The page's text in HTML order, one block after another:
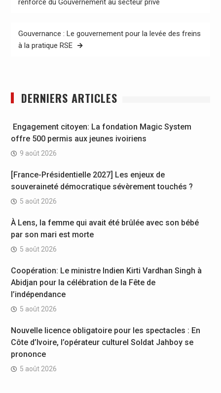
renforcé du Gouvernement au secteur privé
Gouvernance : Le gouvernement pour la levée des freins
à la pratique RSE
DERNIERS ARTICLES
Engagement citoyen: La fondation Magic System
offre 500 permis aux jeunes ivoiriens
9 août 2026
[France-Présidentielle 2027] Les enjeux de
souveraineté démocratique sévèrement touchés ?
5 août 2026
À Lens, la femme qui avait été brûlée avec son bébé
par son mari est morte
5 août 2026
Coopération: Le ministre Indien Kirti Vardhan Singh à
Abidjan pour la célébration de la Fête de
l’indépendance
5 août 2026
Nouvelle licence obligatoire pour les spectacles : En
Côte d’Ivoire, l’opérateur culturel Soldat Jahboy se
prononce
5 août 2026